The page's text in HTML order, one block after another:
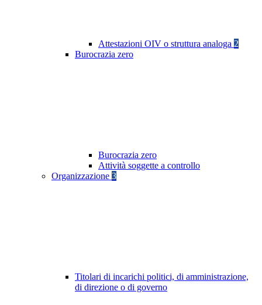
Attestazioni OIV o struttura analoga 2
Burocrazia zero
Burocrazia zero
Attività soggette a controllo
Organizzazione 3
Titolari di incarichi politici, di amministrazione,
di direzione o di governo